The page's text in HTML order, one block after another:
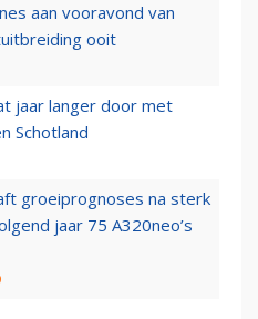
aan vooravond van
ooit
jaar langer door met
Schotland
groeiprognoses na sterk
jaar 75 A320neo’s